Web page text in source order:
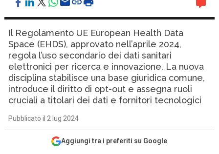
Il Regolamento UE European Health Data
Space (EHDS), approvato nell’aprile 2024,
regola l’uso secondario dei dati sanitari
elettronici per ricerca e innovazione. La nuova
disciplina stabilisce una base giuridica comune,
introduce il diritto di opt-out e assegna ruoli
cruciali a titolari dei dati e fornitori tecnologici
Pubblicato il 2 lug 2024
Aggiungi tra i preferiti su Google